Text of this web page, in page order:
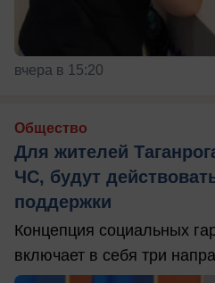
вчера в 15:20
Общество
Для жителей
ЧС, будут
поддержки
Концепция социальных
включает в себя три